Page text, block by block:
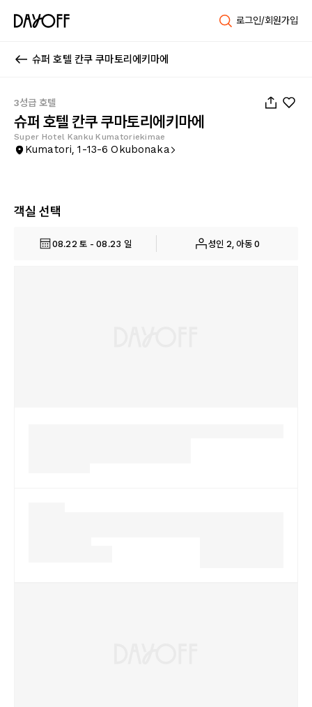
로그인/회원가입
슈퍼 호텔 칸쿠 쿠마토리에키마에
3성급 호텔
슈퍼 호텔 칸쿠 쿠마토리에키마에
Super Hotel Kanku Kumatoriekimae
Kumatori, 1-13-6 Okubonaka
객실 선택
08.22 토 - 08.23 일 성인 2, 아동 0